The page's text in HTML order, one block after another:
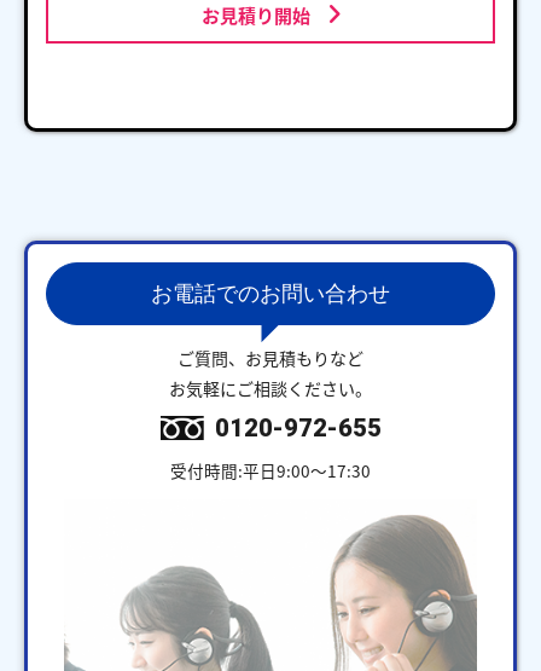
お見積り開始
お電話でのお問い合わせ
ご質問、お見積もりなど
お気軽にご相談ください。
0120-972-655
受付時間:平日9:00～17:30